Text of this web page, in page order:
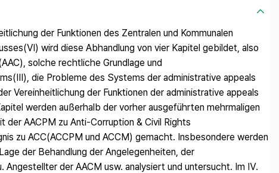
der Funktionen des Zentralen und Kommunalen
wird diese Abhandlung von vier Kapitel gebildet, also
solche rechtliche Grundlage und
die Probleme des Systems der administrative appeals
Vereinheitlichung der Funktionen der administrative appeals
werden außerhalb der vorher ausgeführten mehrmaligen
AACPM zu Anti-Corruption & Civil Rights
zu ACC(ACCPM und ACCM) gemacht. Insbesondere werden
der Behandlung der Angelegenheiten, der
der AACM usw. analysiert und untersucht. Im Ⅳ.